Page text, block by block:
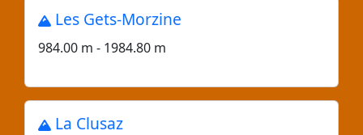
Les Gets-Morzine
984.00 m - 1984.80 m
La Clusaz